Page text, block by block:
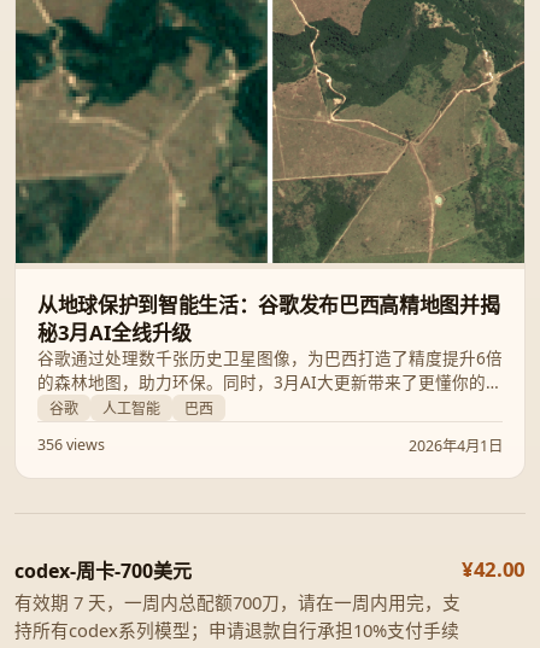
从地球保护到智能生活：谷歌发布巴西高精地图并揭
秘3月AI全线升级
谷歌通过处理数千张历史卫星图像，为巴西打造了精度提升6倍
的森林地图，助力环保。同时，3月AI大更新带来了更懂你的
Gemini助手、对话式谷歌地图以及针对健康与开发的全新模
型，全方位赋能用户生活与工作。
谷歌 人工智能
巴西
356 views
2026年4月1日
codex-周卡-700美元
有效期 7 天，一周内总配额700刀，请在一周内用完，支
持所有codex系列模型；申请退款自行承担10%支付手续
¥42.00